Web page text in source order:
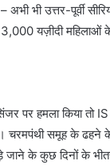
भी उत्तर-पूर्वी
यज़ीदी महिलाओं के
पर हमला किया तो
चरमपंथी समूह के
जाने के कुछ दिनों के